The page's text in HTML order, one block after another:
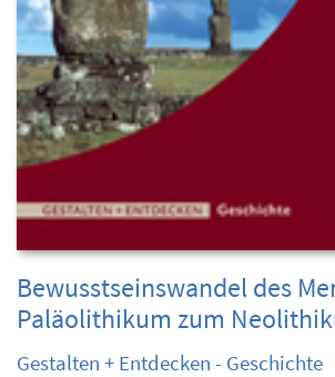
Bewusstseinswandel des
Paläolithikum zum
Gestalten + Entdecken - Geschichte